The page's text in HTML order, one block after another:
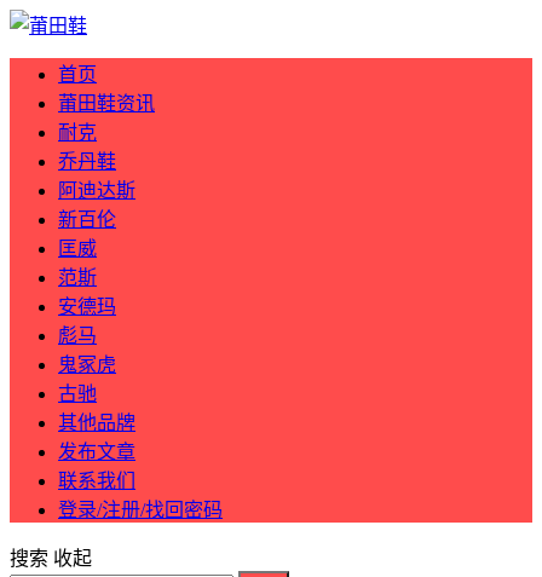
首页
莆田鞋资讯
耐克
乔丹鞋
阿迪达斯
新百伦
匡威
范斯
安德玛
彪马
鬼冢虎
古驰
其他品牌
发布文章
联系我们
登录/注册/找回密码
搜索 收起